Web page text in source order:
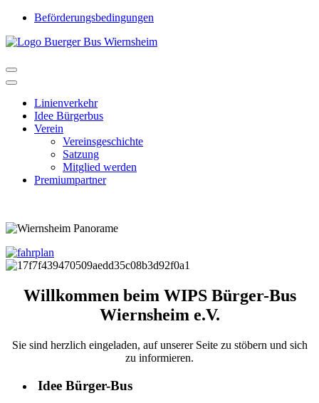
Beförderungsbedingungen
Linienverkehr
Idee Bürgerbus
Verein
Vereinsgeschichte
Satzung
Mitglied werden
Premiumpartner
Willkommen beim WIPS Bürger-Bus
Wiernsheim e.V.
Sie sind herzlich eingeladen, auf unserer Seite zu stöbern und sich
zu informieren.
Idee Bürger-Bus